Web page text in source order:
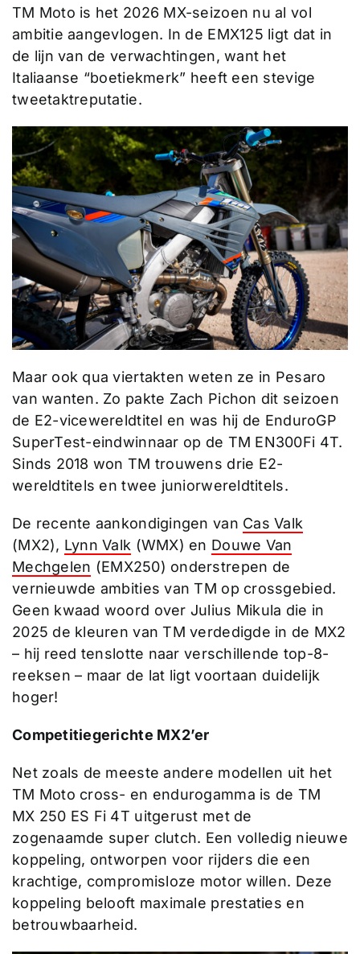
TM Moto is het 2026 MX-seizoen nu al vol
ambitie aangevlogen. In de EMX125 ligt dat in
de lijn van de verwachtingen, want het
Italiaanse “boetiekmerk” heeft een stevige
tweetaktreputatie.
Maar ook qua viertakten weten ze in Pesaro
van wanten. Zo pakte Zach Pichon dit seizoen
de E2-vicewereldtitel en was hij de EnduroGP
SuperTest-eindwinnaar op de TM EN300Fi 4T.
Sinds 2018 won TM trouwens drie E2-
wereldtitels en twee juniorwereldtitels.
De recente aankondigingen van Cas Valk
(MX2), Lynn Valk (WMX) en Douwe Van
Mechgelen (EMX250) onderstrepen de
vernieuwde ambities van TM op crossgebied.
Geen kwaad woord over Julius Mikula die in
2025 de kleuren van TM verdedigde in de MX2
– hij reed tenslotte naar verschillende top-8-
reeksen – maar de lat ligt voortaan duidelijk
hoger!
Competitiegerichte MX2’er
Net zoals de meeste andere modellen uit het
TM Moto cross- en endurogamma is de TM
MX 250 ES Fi 4T uitgerust met de
zogenaamde super clutch. Een volledig nieuwe
koppeling, ontworpen voor rijders die een
krachtige, compromisloze motor willen. Deze
koppeling belooft maximale prestaties en
betrouwbaarheid.